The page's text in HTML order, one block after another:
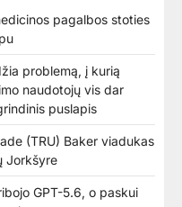
pagalbos stoties
problemą, į kurią
naudotojų vis dar
puslapis
(TRU) Baker viadukas
Jorkšyre
GPT-5.6, o paskui